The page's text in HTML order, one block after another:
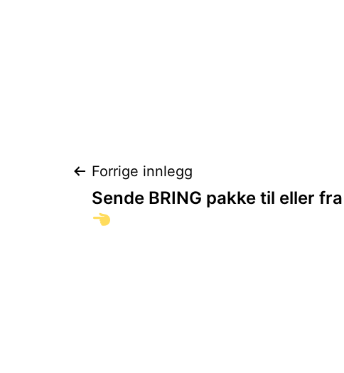
Forrige innlegg
Sende BRING pakke til eller